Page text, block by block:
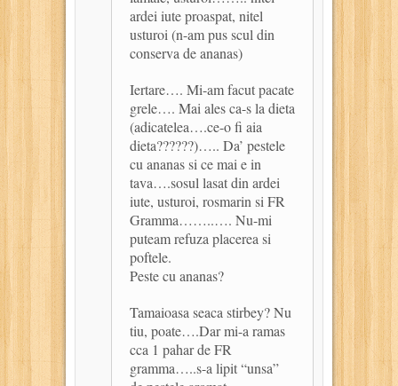
ardei iute proaspat, nitel
usturoi (n-am pus scul din
conserva de ananas)
Iertare…. Mi-am facut pacate
grele…. Mai ales ca-s la dieta
(adicatelea….ce-o fi aia
dieta??????)….. Da’ pestele
cu ananas si ce mai e in
tava….sosul lasat din ardei
iute, usturoi, rosmarin si FR
Gramma……..…. Nu-mi
puteam refuza placerea si
poftele.
Peste cu ananas?
Tamaioasa seaca stirbey? Nu
tiu, poate….Dar mi-a ramas
cca 1 pahar de FR
gramma…..s-a lipit “unsa”